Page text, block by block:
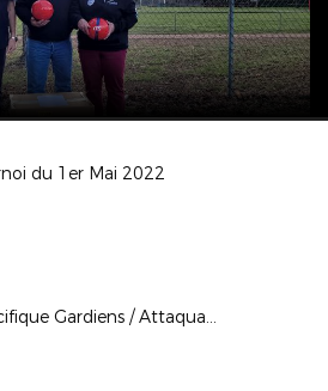
du 1er Mai 2022
Spécifique Gardiens / Attaquants Février 2022